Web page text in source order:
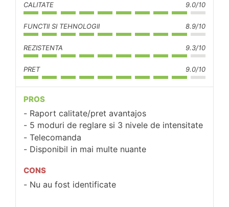
CALITATE 9.0/10
FUNCTII SI TEHNOLOGII 8.9/10
REZISTENTA 9.3/10
PRET 9.0/10
PROS
Raport calitate/pret avantajos
5 moduri de reglare si 3 nivele de intensitate
Telecomanda
Disponibil in mai multe nuante
CONS
Nu au fost identificate